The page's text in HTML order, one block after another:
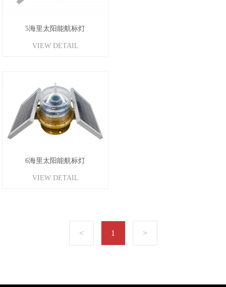
5海里太阳能航标灯
VIEW DETAIL
6海里太阳能航标灯
VIEW DETAIL
1